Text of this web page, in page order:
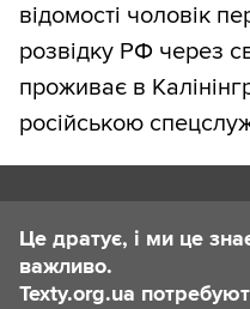
відомості чоловік
розвідку РФ через
проживає в
російською
Це дратує, і ми це
важливо.
Texty.org.ua